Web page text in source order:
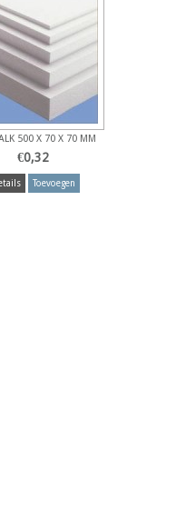
500 X 70 X 70 MM
€0,32
Toevoegen